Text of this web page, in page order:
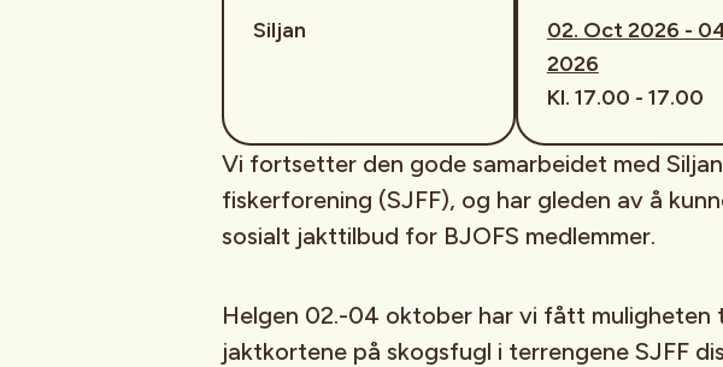
Siljan
02. Oct 2026 -
2026
Kl. 17.00 - 17.00
Vi fortsetter den gode samarbeidet med
fiskerforening (SJFF), og har gleden av å
sosialt jakttilbud for BJOFS medlemmer.
Helgen 02.-04 oktober har vi fått muligheten
jaktkortene på skogsfugl i terrengene SJFF